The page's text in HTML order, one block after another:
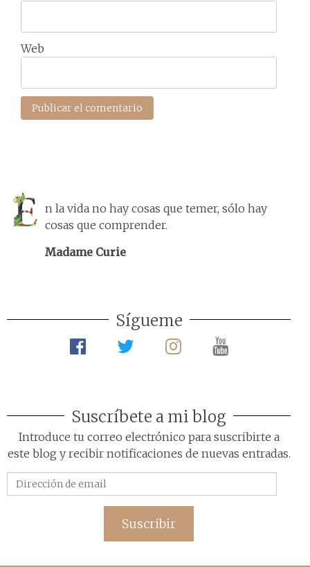
Web
n la vida no hay cosas que temer, sólo hay
cosas que comprender.
Madame Curie
Sígueme
Suscríbete a mi blog
Introduce tu correo electrónico para suscribirte a
este blog y recibir notificaciones de nuevas entradas.
de
Suscribir